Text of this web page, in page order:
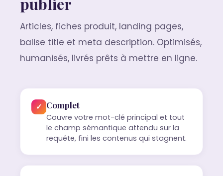
publier
Articles, fiches produit, landing pages,
balise title et meta description. Optimisés,
humanisés, livrés prêts à mettre en ligne.
✓ Complet
Couvre votre mot-clé principal et tout
le champ sémantique attendu sur la
requête, fini les contenus qui stagnent.